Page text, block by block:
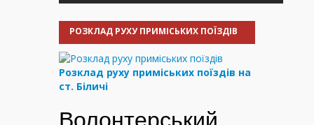
РОЗКЛАД РУХУ ПРИМІСЬКИХ ПОЇЗДІВ
Розклад руху приміських поїздів на
ст. Біличі